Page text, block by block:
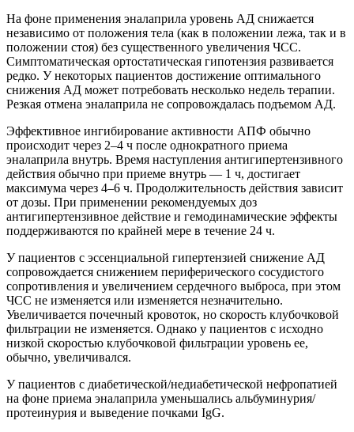
На фоне применения эналаприла уровень АД снижается
независимо от положения тела (как в положении лежа, так и в
положении стоя) без существенного увеличения ЧСС.
Симптоматическая ортостатическая гипотензия развивается
редко. У некоторых пациентов достижение оптимального
снижения АД может потребовать несколько недель терапии.
Резкая отмена эналаприла не сопровождалась подъемом АД.
Эффективное ингибирование активности АПФ обычно
происходит через 2–4 ч после однократного приема
эналаприла внутрь. Время наступления антигипертензивного
действия обычно при приеме внутрь — 1 ч, достигает
максимума через 4–6 ч. Продолжительность действия зависит
от дозы. При применении рекомендуемых доз
антигипертензивное действие и гемодинамические эффекты
поддерживаются по крайней мере в течение 24 ч.
У пациентов с эссенциальной гипертензией снижение АД
сопровождается снижением периферического сосудистого
сопротивления и увеличением сердечного выброса, при этом
ЧСС не изменяется или изменяется незначительно.
Увеличивается почечный кровоток, но скорость клубочковой
фильтрации не изменяется. Однако у пациентов с исходно
низкой скоростью клубочковой фильтрации уровень ее,
обычно, увеличивался.
У пациентов с диабетической/недиабетической нефропатией
на фоне приема эналаприла уменьшались альбуминурия/
протеинурия и выведение почками IgG.